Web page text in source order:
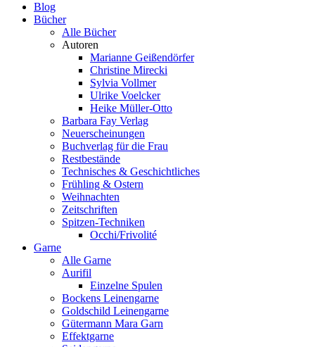
Blog
Bücher
Alle Bücher
Autoren
Marianne Geißendörfer
Christine Mirecki
Sylvia Vollmer
Ulrike Voelcker
Heike Müller-Otto
Barbara Fay Verlag
Neuerscheinungen
Buchverlag für die Frau
Restbestände
Technisches & Geschichtliches
Frühling & Ostern
Weihnachten
Zeitschriften
Spitzen-Techniken
Occhi/Frivolité
Garne
Alle Garne
Aurifil
Einzelne Spulen
Bockens Leinengarne
Goldschild Leinengarne
Gütermann Mara Garn
Effektgarne